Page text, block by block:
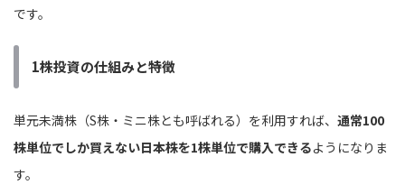
です。
1株投資の仕組みと特徴
単元未満株（S株・ミニ株とも呼ばれる）を利用すれば、 通常100
株単位でしか買えない日本株を1株単位で購入できるようになりま
す。